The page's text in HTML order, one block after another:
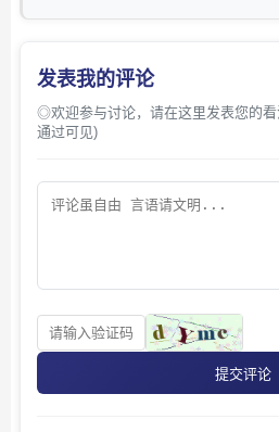
发表我的评论
◎欢迎参与讨论，请在这里发表您的
通过可见)
提交评论